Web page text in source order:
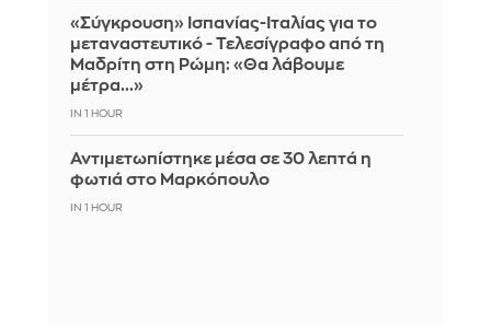
«Σύγκρουση» Ισπανίας-Ιταλίας για το
μεταναστευτικό - Τελεσίγραφο από τη
Μαδρίτη στη Ρώμη: «Θα λάβουμε
μέτρα...»
IN 1 HOUR
Αντιμετωπίστηκε μέσα σε 30 λεπτά η
φωτιά στο Μαρκόπουλο
IN 1 HOUR